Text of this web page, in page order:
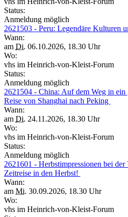
Status:
Anmeldung möglich
2621503 - Peru: Legendäre Kulturen
Wann:
am Di. 06.10.2026, 18.30 Uhr
Wo:
vhs im Heinrich-von-Kleist-Forum
Status:
Anmeldung möglich
2621504 - China: Auf dem Weg in ein
Reise von Shanghai nach Peking
Wann:
am Di. 24.11.2026, 18.30 Uhr
Wo:
vhs im Heinrich-von-Kleist-Forum
Status:
Anmeldung möglich
2621601 - Herbstimpressionen bei
Zeitreise in den Herbst!
Wann:
am Mi. 30.09.2026, 18.30 Uhr
Wo:
vhs im Heinrich-von-Kleist-Forum